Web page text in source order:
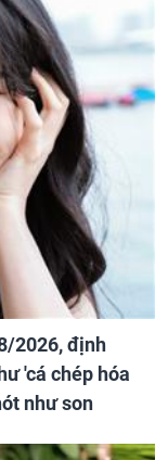
2026, định
'cá chép hóa
như son